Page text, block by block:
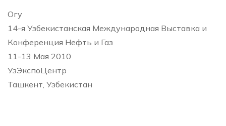
Огу
14-я Узбекистанская Международная Выставка и
Конференция Нефть и Газ
11-13 Мая 2010
УзЭкспоЦентр
Ташкент, Узбекистан